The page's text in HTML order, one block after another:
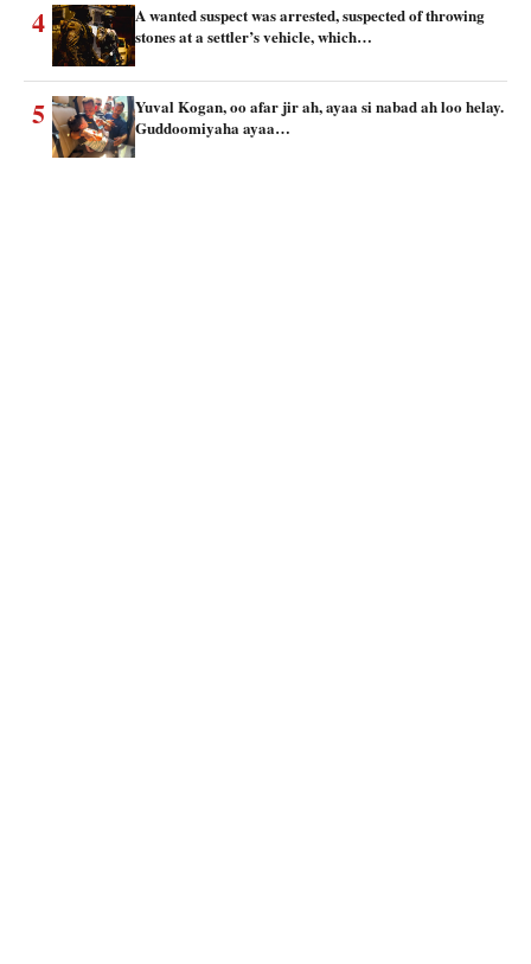
4
A wanted suspect was arrested, suspected of throwing
stones at a settler’s vehicle, which…
5
Yuval Kogan, oo afar jir ah, ayaa si nabad ah loo helay.
Guddoomiyaha ayaa…